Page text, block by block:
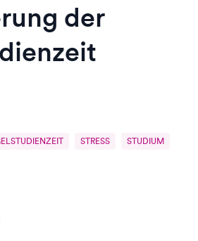
der
STRESS STUDIUM